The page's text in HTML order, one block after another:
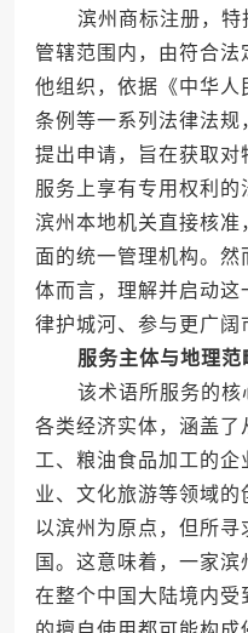
滨州商标注册，特
管辖范围内，由符合
他组织，依据《中华
条例等一系列法律法规
提出申请，旨在获取
服务上享有专用权利
滨州本地机关直接核准
面的统一管理机构。
体而言，理解并启动这
律护城河、参与更广阔
服务主体与地理范
该术语所服务的核
各类经济实体，涵盖
工、粮油食品加工的
业、文化旅游等领域的
以滨州为原点，但所
国。这意味着，一家
在整个中国大陆境内